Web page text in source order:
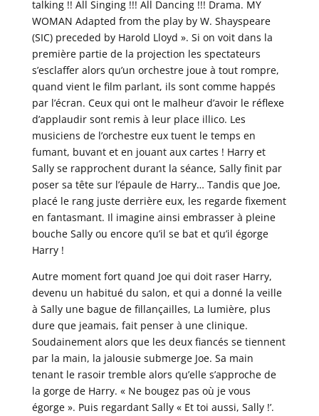
talking !! All Singing !!! All Dancing !!! Drama. MY
WOMAN Adapted from the play by W. Shayspeare
(SIC) preceded by Harold Lloyd ». Si on voit dans la
première partie de la projection les spectateurs
s’esclaffer alors qu’un orchestre joue à tout rompre,
quand vient le film parlant, ils sont comme happés
par l’écran. Ceux qui ont le malheur d’avoir le réflexe
d’applaudir sont remis à leur place illico. Les
musiciens de l’orchestre eux tuent le temps en
fumant, buvant et en jouant aux cartes ! Harry et
Sally se rapprochent durant la séance, Sally finit par
poser sa tête sur l’épaule de Harry… Tandis que Joe,
placé le rang juste derrière eux, les regarde fixement
en fantasmant. Il imagine ainsi embrasser à pleine
bouche Sally ou encore qu’il se bat et qu’il égorge
Harry !
Autre moment fort quand Joe qui doit raser Harry,
devenu un habitué du salon, et qui a donné la veille
à Sally une bague de fillançailles, La lumière, plus
dure que jeamais, fait penser à une clinique.
Soudainement alors que les deux fiancés se tiennent
par la main, la jalousie submerge Joe. Sa main
tenant le rasoir tremble alors qu’elle s’approche de
la gorge de Harry. « Ne bougez pas où je vous
égorge ». Puis regardant Sally « Et toi aussi, Sally !’.